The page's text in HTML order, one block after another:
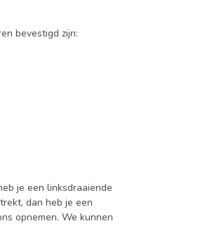
bevestigd zijn:
je een linksdraaiende
dan heb je een
opnemen. We kunnen